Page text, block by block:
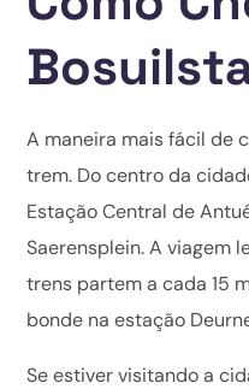
A maneira mais fácil de
trem. Do centro da
Estação Central de
Saerensplein. A viagem
trens partem a cada 15
bonde na estação
Se estiver visitando a